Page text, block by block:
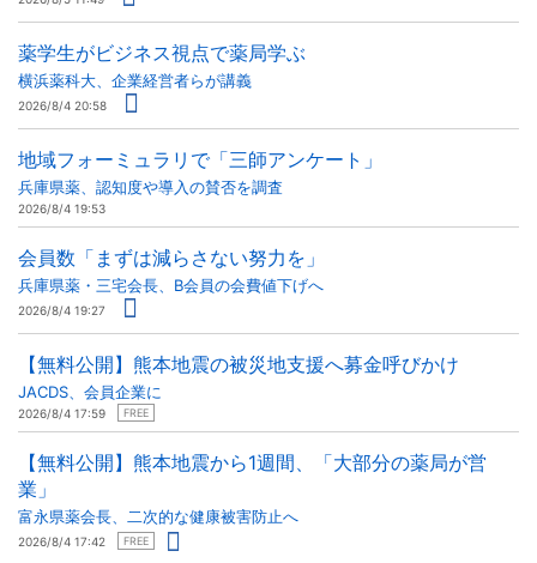
薬学生がビジネス視点で薬局学ぶ
横浜薬科大、企業経営者らが講義
2026/8/4 20:58
地域フォーミュラリで「三師アンケート」
兵庫県薬、認知度や導入の賛否を調査
2026/8/4 19:53
会員数「まずは減らさない努力を」
兵庫県薬・三宅会長、B会員の会費値下げへ
2026/8/4 19:27
【無料公開】熊本地震の被災地支援へ募金呼びかけ
JACDS、会員企業に
2026/8/4 17:59 FREE
【無料公開】熊本地震から1週間、「大部分の薬局が営
業」
富永県薬会長、二次的な健康被害防止へ
2026/8/4 17:42 FREE